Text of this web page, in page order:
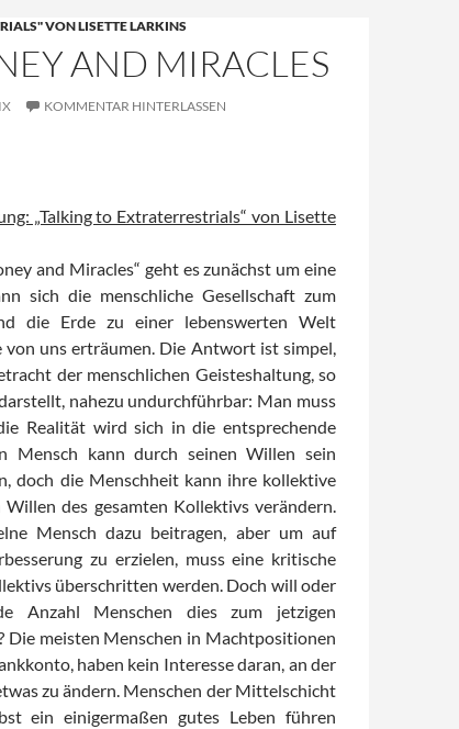
VON LISETTE LARKINS
AND MIRACLES
KOMMENTAR HINTERLASSEN
„Talking to Extraterrestrials“ von Lisette
and Miracles“ geht es zunächst um eine
sich die menschliche Gesellschaft zum
die Erde zu einer lebenswerten Welt
von uns erträumen. Die Antwort ist simpel,
der menschlichen Geisteshaltung, so
nahezu undurchführbar: Man muss
Realität wird sich in die entsprechende
Mensch kann durch seinen Willen sein
doch die Menschheit kann ihre kollektive
des gesamten Kollektivs verändern.
Mensch dazu beitragen, aber um auf
zu erzielen, muss eine kritische
überschritten werden. Doch will oder
Anzahl Menschen dies zum jetzigen
Die meisten Menschen in Machtpositionen
haben kein Interesse daran, an der
zu ändern. Menschen der Mittelschicht
ein einigermaßen gutes Leben führen